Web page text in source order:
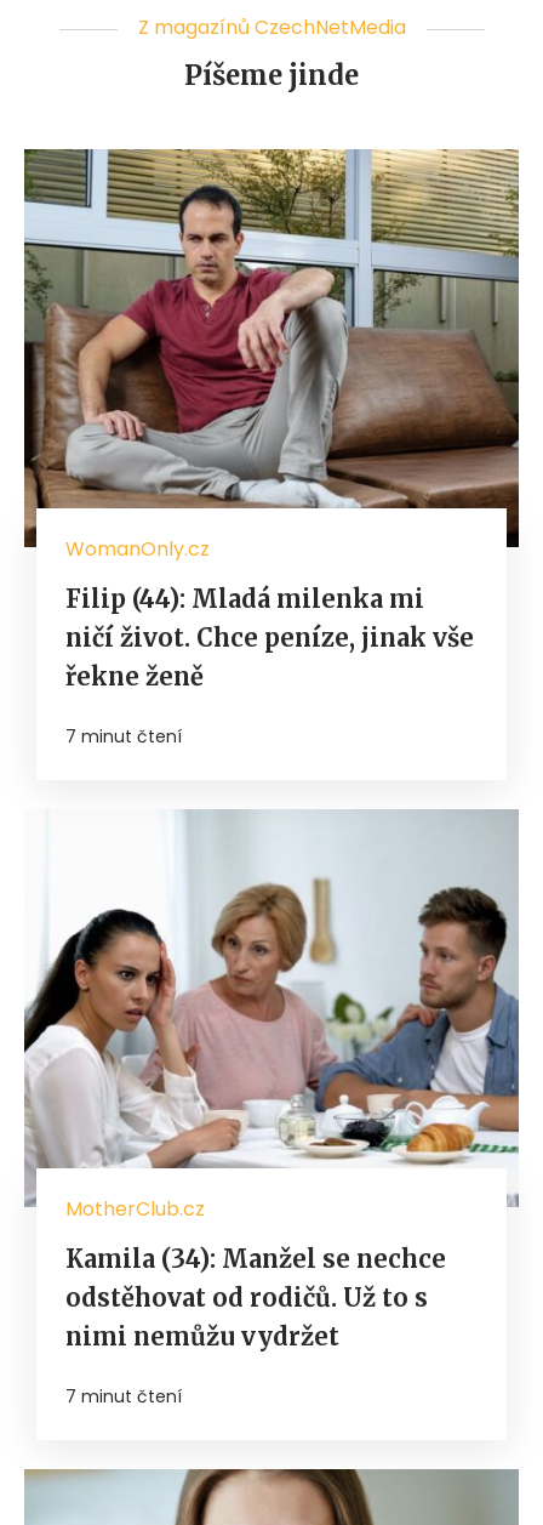
Z magazínů CzechNetMedia
Píšeme jinde
WomanOnly.cz
Filip (44): Mladá milenka mi
ničí život. Chce peníze, jinak vše
řekne ženě
7 minut čtení
MotherClub.cz
Kamila (34): Manžel se nechce
odstěhovat od rodičů. Už to s
nimi nemůžu vydržet
7 minut čtení